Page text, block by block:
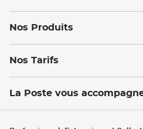
Nos Produits
Nos Tarifs
La Poste vous